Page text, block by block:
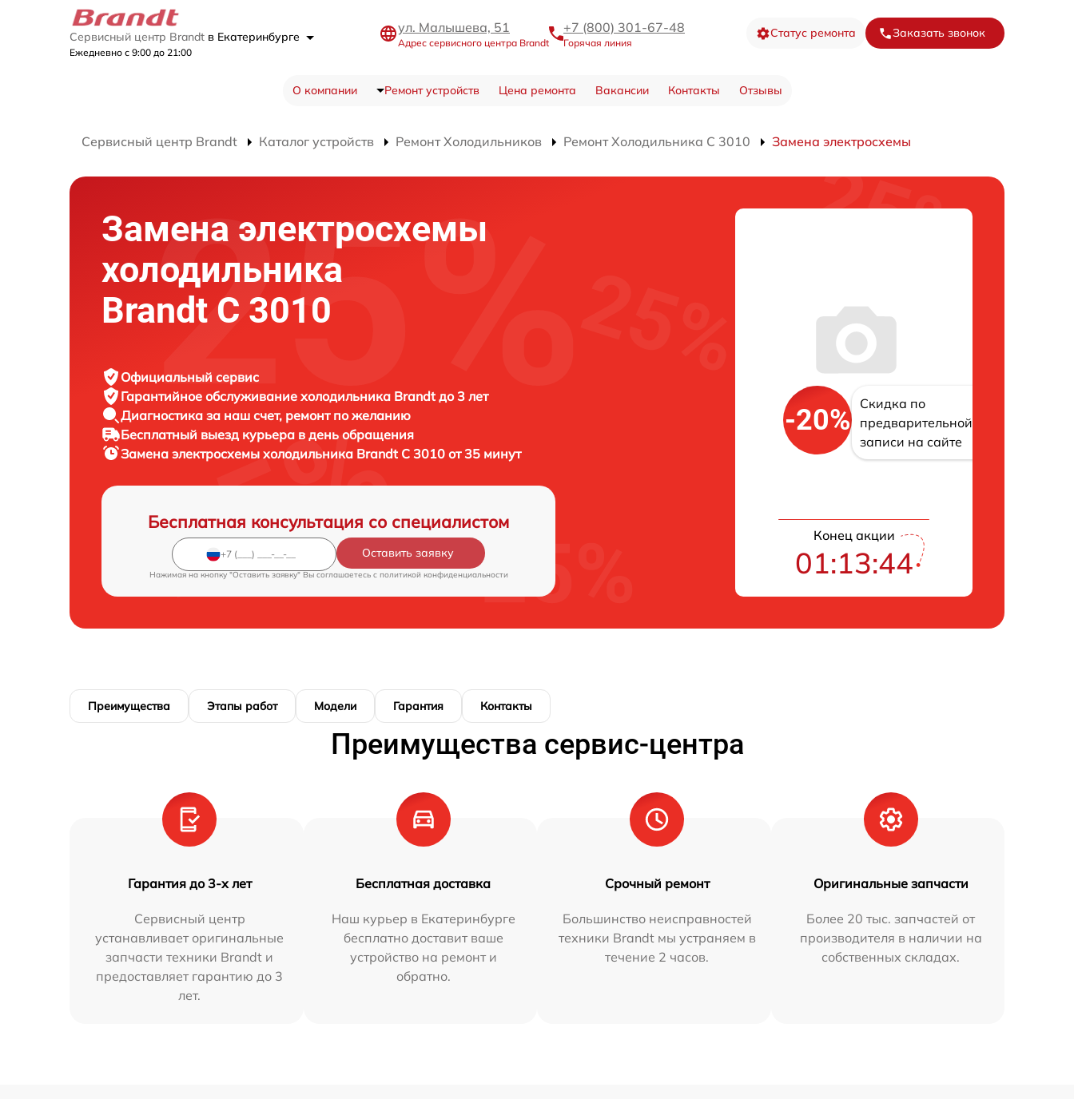
Сервисный центр Brandt в Екатеринбурге
Ежедневно с 9:00 до 21:00
ул. Малышева, 51
Адрес сервисного центра Brandt
+7 (800) 301-67-48
Горячая линия
Статус ремонта Заказать звонок
О компании Ремонт устройств Цена ремонта Вакансии Контакты Отзывы
Сервисный центр Brandt Каталог устройств Ремонт Холодильников Ремонт Холодильника C 3010 Замена электросхемы
Замена электросхемы
холодильника
Brandt C 3010
Официальный сервис
Гарантийное обслуживание холодильника Brandt до 3 лет
Диагностика за наш счет, ремонт по желанию
Бесплатный выезд курьера в день обращения
Замена электросхемы холодильника Brandt C 3010 от 35 минут
Бесплатная консультация со специалистом
Оставить заявку
Нажимая на кнопку "Оставить заявку" Вы соглашаетесь c политикой конфиденциальности
-20%
Скидка по
предварительной
записи на сайте
Конец акции
01:13:43
Преимущества Этапы работ Модели Гарантия Контакты
Преимущества сервис-центра
Гарантия до 3-х лет
Сервисный центр
устанавливает оригинальные
запчасти техники Brandt и
предоставляет гарантию до 3
лет.
Бесплатная доставка
Наш курьер в Екатеринбурге
бесплатно доставит ваше
устройство на ремонт и
обратно.
Срочный ремонт
Большинство неисправностей
техники Brandt мы устраняем в
течение 2 часов.
Оригинальные запчасти
Более 20 тыс. запчастей от
производителя в наличии на
собственных складах.